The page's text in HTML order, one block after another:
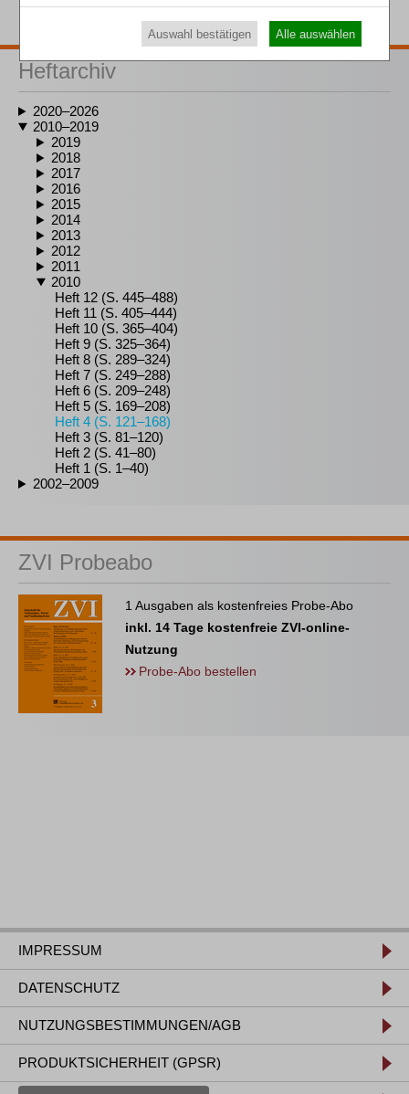
Heftarchiv
2020–2026
2010–2019
2019
2018
2017
2016
2015
2014
2013
2012
2011
2010
Heft 12 (S. 445–488)
Heft 11 (S. 405–444)
Heft 10 (S. 365–404)
Heft 9 (S. 325–364)
Heft 8 (S. 289–324)
Heft 7 (S. 249–288)
Heft 6 (S. 209–248)
Heft 5 (S. 169–208)
Heft 4 (S. 121–168)
Heft 3 (S. 81–120)
Heft 2 (S. 41–80)
Heft 1 (S. 1–40)
2002–2009
ZVI Probeabo
1 Ausgaben als kostenfreies Probe-Abo
inkl. 14 Tage kostenfreie ZVI-online-
Nutzung
Probe-Abo bestellen
IMPRESSUM
DATENSCHUTZ
NUTZUNGSBESTIMMUNGEN/AGB
PRODUKTSICHERHEIT (GPSR)
Auswahl bestätigen Alle auswählen